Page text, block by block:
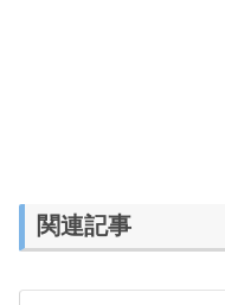
関連記事